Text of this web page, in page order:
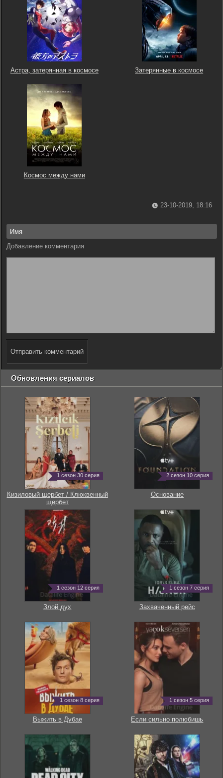
Астра, затерянная в космосе Затерянные в космосе
Космос между нами
23-10-2019, 18:16
Добавление комментария
Отправить комментарий
Обновления сериалов
1 сезон 30 серия
Кизиловый щербет / Клюквенный
щербет
2 сезон 10 серия
Основание
1 сезон 12 серия
Злой дух
1 сезон 7 серия
Захваченный рейс
1 сезон 8 серия
Выжить в Дубае
1 сезон 5 серия
Если сильно полюбишь